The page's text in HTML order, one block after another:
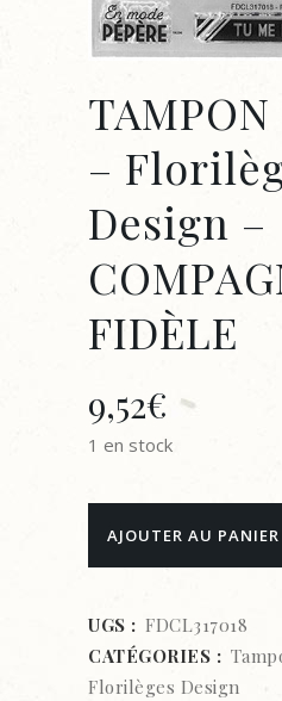
–
Design –
FIDÈLE
9,52€
1 en stock
TAMPON
-
Florilèges
AJOUTER AU PANIER
UGS : FDCL317018
CATÉGORIES :
Florilèges Design